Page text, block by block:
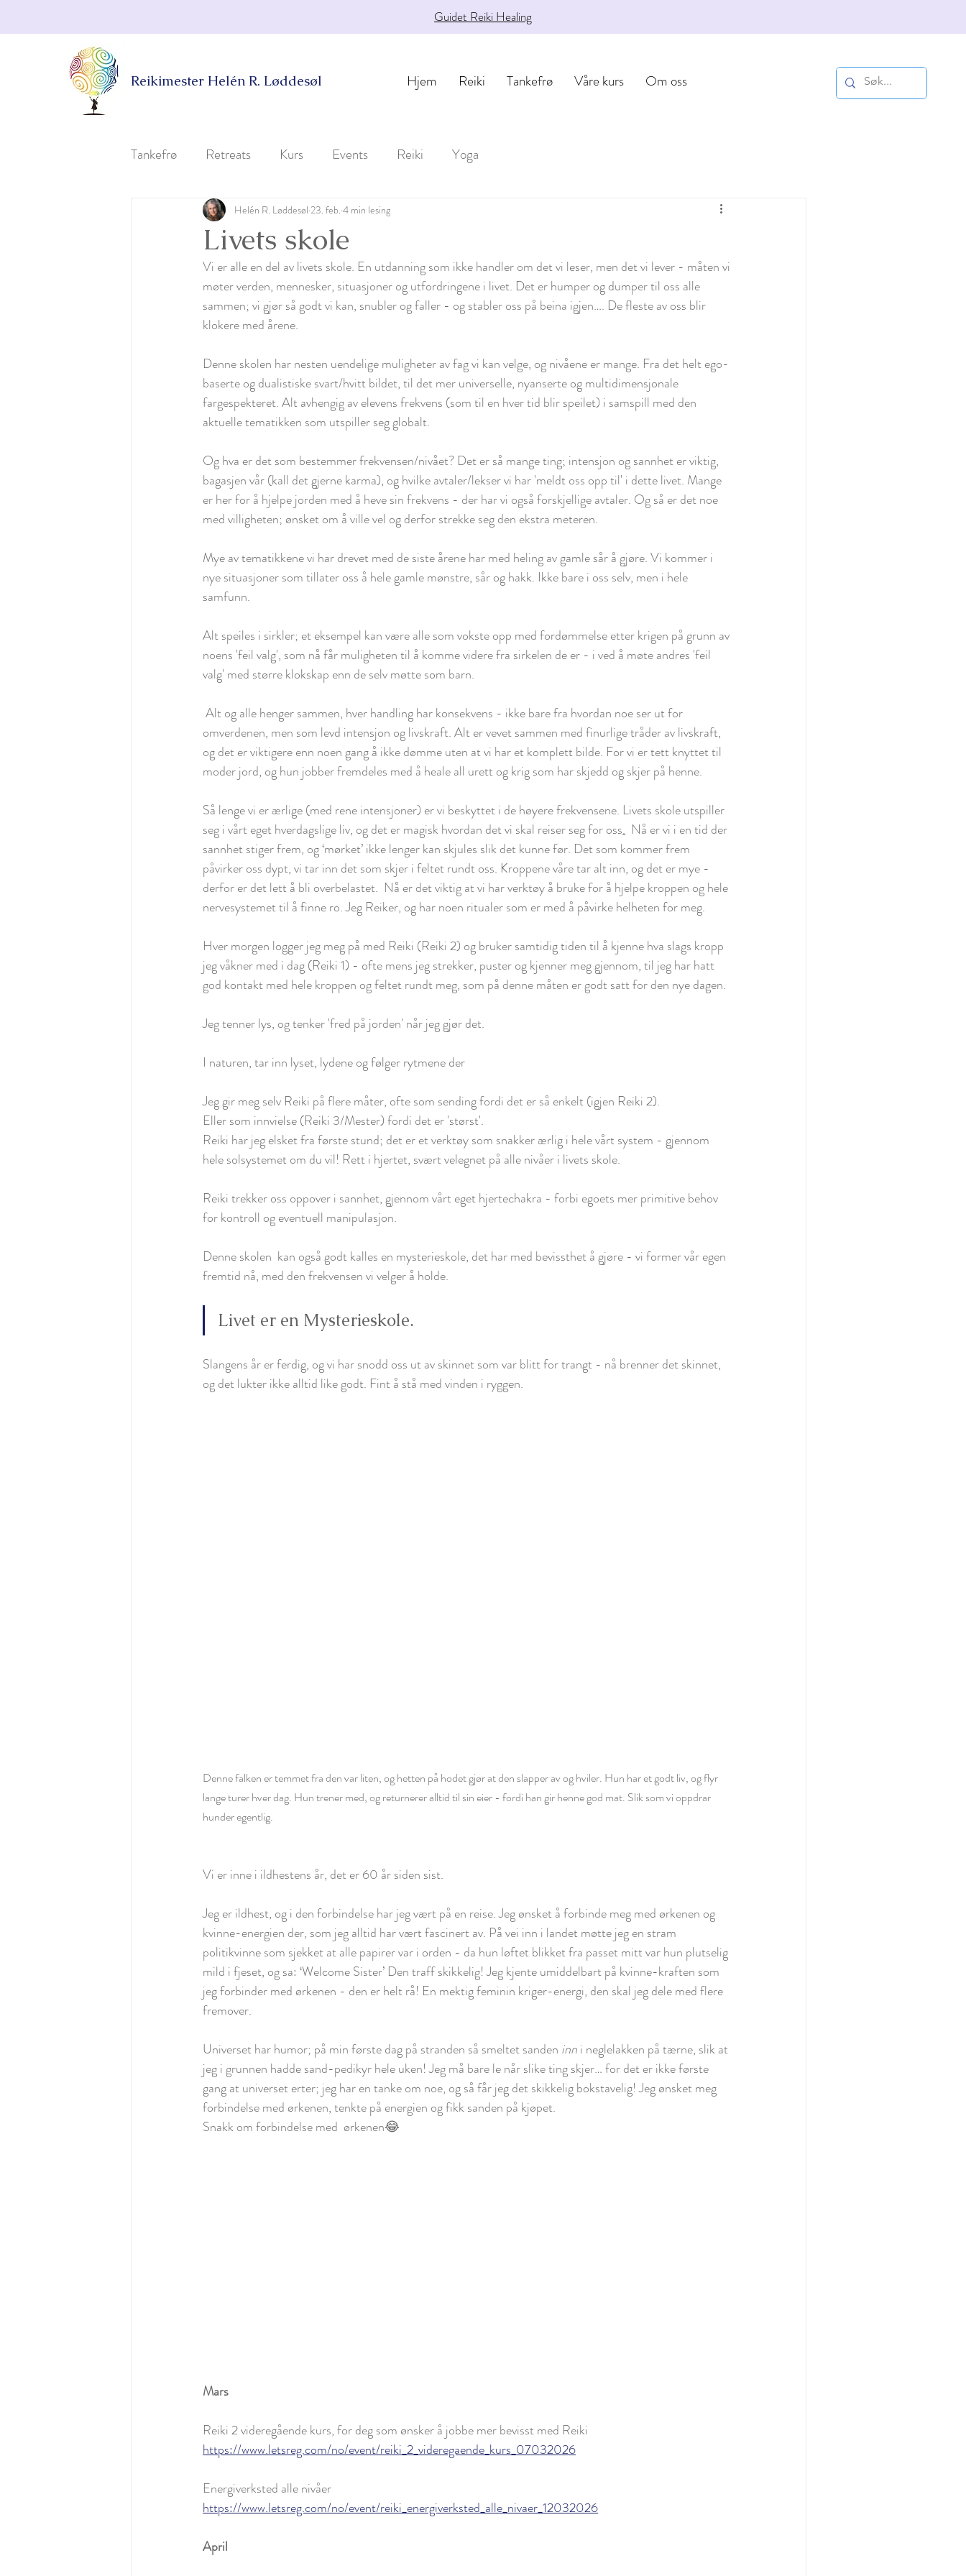
Hjem Reiki Tankefrø Våre kurs Om oss
Guidet Reiki Healing
Tankefrø Retreats Kurs Events Reiki Yoga
Livets skole
Helén R. Løddesøl 23. feb. 4 min lesing
Vi er alle en del av livets skole. En utdanning som ikke handler om det vi leser, men det vi lever - måten vi
møter verden, mennesker, situasjoner og utfordringene i livet. Det er humper og dumper til oss alle
sammen; vi gjør så godt vi kan, snubler og faller - og stabler oss på beina igjen…. De fleste av oss blir
klokere med årene.
Denne skolen har nesten uendelige muligheter av fag vi kan velge, og nivåene er mange. Fra det helt ego-
baserte og dualistiske svart/hvitt bildet, til det mer universelle, nyanserte og multidimensjonale
fargespekteret. Alt avhengig av elevens frekvens (som til en hver tid blir speilet) i samspill med den
aktuelle tematikken som utspiller seg globalt.
Og hva er det som bestemmer frekvensen/nivået? Det er så mange ting; intensjon og sannhet er viktig,
bagasjen vår (kall det gjerne karma), og hvilke avtaler/lekser vi har 'meldt oss opp til' i dette livet. Mange
er her for å hjelpe jorden med å heve sin frekvens - der har vi også forskjellige avtaler. Og så er det noe
med villigheten; ønsket om å ville vel og derfor strekke seg den ekstra meteren.
Mye av tematikkene vi har drevet med de siste årene har med heling av gamle sår å gjøre. Vi kommer i
nye situasjoner som tillater oss å hele gamle mønstre, sår og hakk. Ikke bare i oss selv, men i hele
samfunn.
Alt speiles i sirkler; et eksempel kan være alle som vokste opp med fordømmelse etter krigen på grunn av
noens 'feil valg', som nå får muligheten til å komme videre fra sirkelen de er - i ved å møte andres 'feil
valg' med større klokskap enn de selv møtte som barn.
omverdenen, men som levd intensjon og livskraft. Alt er vevet sammen med finurlige tråder av livskraft,
og det er viktigere enn noen gang å ikke dømme uten at vi har et komplett bilde. For vi er tett knyttet til
moder jord, og hun jobber fremdeles med å heale all urett og krig som har skjedd og skjer på henne.
Så lenge vi er ærlige (med rene intensjoner) er vi beskyttet i de høyere frekvensene. Livets skole utspiller
seg i vårt eget hverdagslige liv, og det er magisk hvordan det vi skal reiser seg for oss.
  Nå er vi i en tid der
sannhet stiger frem, og ‘mørket’ ikke lenger kan skjules slik det kunne før. Det som kommer frem
påvirker oss dypt, vi tar inn det som skjer i feltet rundt oss. Kroppene våre tar alt inn, og det er mye -
derfor er det lett å bli overbelastet.  Nå er det viktig at vi har verktøy å bruke for å hjelpe kroppen og hele
nervesystemet til å finne ro. Jeg Reiker, og har noen ritualer som er med å påvirke helheten for meg.
Hver morgen logger jeg meg på med Reiki (Reiki 2) og bruker samtidig tiden til å kjenne hva slags kropp
jeg våkner med i dag (Reiki 1) - ofte mens jeg strekker, puster og kjenner meg gjennom, til jeg har hatt
god kontakt med hele kroppen og feltet rundt meg, som på denne måten er godt satt for den nye dagen.
Jeg tenner lys, og tenker 'fred på jorden' når jeg gjør det.
I naturen, tar inn lyset, lydene og følger rytmene der
Jeg gir meg selv Reiki på flere måter, ofte som sending fordi det er så enkelt (igjen Reiki 2).
Eller som innvielse (Reiki 3/Mester) fordi det er 'størst'.
Reiki har jeg elsket fra første stund; det er et verktøy som snakker ærlig i hele vårt system - gjennom
hele solsystemet om du vil! Rett i hjertet, svært velegnet på alle nivåer i livets skole.
Reiki trekker oss oppover i sannhet, gjennom vårt eget hjertechakra - forbi egoets mer primitive behov
for kontroll og eventuell manipulasjon.
Denne skolen  kan også godt kalles en mysterieskole, det har med bevissthet å gjøre - vi former vår egen
fremtid nå, med den frekvensen vi velger å holde.
Livet er en Mysterieskole.
Slangens år er ferdig, og vi har snodd oss ut av skinnet som var blitt for trangt - nå brenner det skinnet,
og det lukter ikke alltid like godt. Fint å stå med vinden i ryggen.
Denne falken er temmet fra den var liten, og hetten på hodet gjør at den slapper av og hviler. Hun har et godt liv, og flyr
lange turer hver dag. Hun trener med, og returnerer alltid til sin eier - fordi han gir henne god mat. Slik som vi oppdrar
hunder egentlig.
Vi er inne i ildhestens år, det er 60 år siden sist.
Jeg er ildhest, og i den forbindelse har jeg vært på en reise. Jeg ønsket å forbinde meg med ørkenen og
kvinne-energien der, som jeg alltid har vært fascinert av. På vei inn i landet møtte jeg en stram
politikvinne som sjekket at alle papirer var i orden - da hun løftet blikket fra passet mitt var hun plutselig
mild i fjeset, og sa: ‘Welcome Sister’ Den traff skikkelig! Jeg kjente umiddelbart på kvinne-kraften som
jeg forbinder med ørkenen - den er helt rå! En mektig feminin kriger-energi, den skal jeg dele med flere
fremover.
Universet har humor; på min første dag på stranden så smeltet sanden inn i neglelakken på tærne, slik at
jeg i grunnen hadde sand-pedikyr hele uken! Jeg må bare le når slike ting skjer… for det er ikke første
gang at universet erter; jeg har en tanke om noe, og så får jeg det skikkelig bokstavelig! Jeg ønsket meg
forbindelse med ørkenen, tenkte på energien og fikk sanden på kjøpet.
Snakk om forbindelse med  ørkenen😂
Mars
Reiki 2 videregående kurs, for deg som ønsker å jobbe mer bevisst med Reiki
https://www.letsreg.com/no/event/reiki_2_videregaende_kurs_07032026
Energiverksted alle nivåer
https://www.letsreg.com/no/event/reiki_energiverksted_alle_nivaer_12032026
April
Reikimester Helén R. Løddesøl